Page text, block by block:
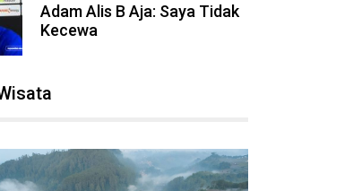
Adam Alis B Aja: Saya Tidak
Kecewa